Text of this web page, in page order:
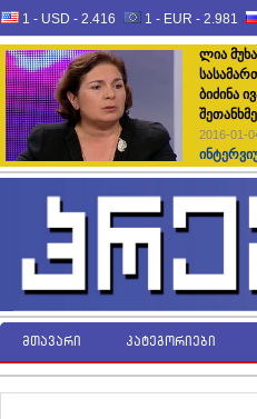
1 - USD - 2.416 1 - EUR - 2.981
ლია
ბიძინა
2016-01-
მთავარი კატეგორიები